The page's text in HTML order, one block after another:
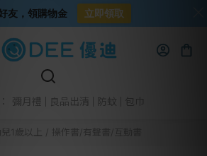
彌月禮 良品出清 防蚊
兒1歲以上 操作書/有聲書/互動書
友，領購物金 立即領取